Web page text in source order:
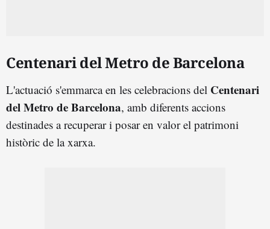
Centenari del Metro de Barcelona
L'actuació s'emmarca en les celebracions del Centenari
del Metro de Barcelona, amb diferents accions
destinades a recuperar i posar en valor el patrimoni
històric de la xarxa.